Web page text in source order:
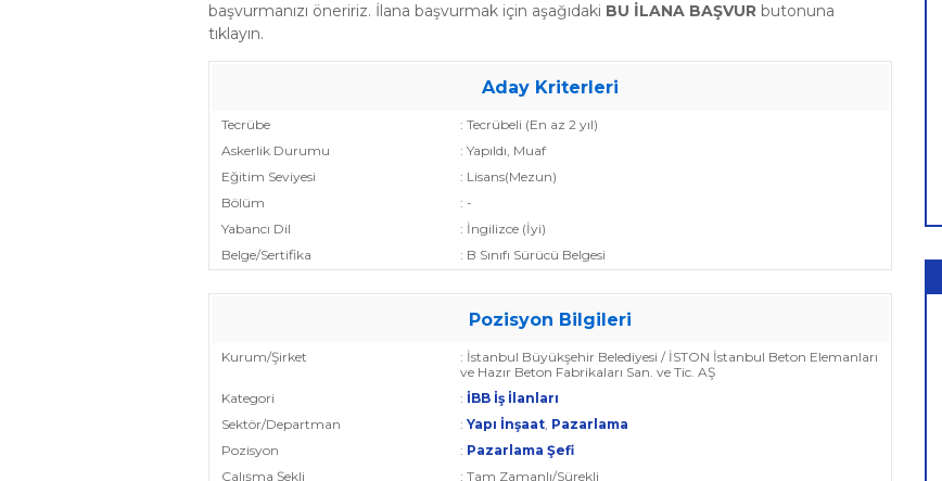
başvurmanızı öneririz. İlana başvurmak için aşağıdaki BU İLANA BAŞVUR butonuna
tıklayın.
Aday Kriterleri
Tecrübe
: Tecrübeli (En az 2 yıl)
Askerlik Durumu
: Yapıldı, Muaf
Eğitim Seviyesi
: Lisans(Mezun)
Bölüm
: -
Yabancı Dil
: İngilizce (İyi)
Belge/Sertifika
: B Sınıfı Sürücü Belgesi
Pozisyon Bilgileri
Kurum/Şirket
: İstanbul Büyükşehir Belediyesi / İSTON İstanbul Beton Elemanları
ve Hazır Beton Fabrikaları San. ve Tic. AŞ
Kategori
: İBB İş İlanları
Sektör/Departman
: Yapı İnşaat, Pazarlama
Pozisyon
: Pazarlama Şefi
Çalışma Şekli
: Tam Zamanlı/Sürekli